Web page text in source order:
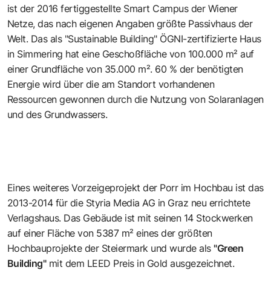
ist der 2016 fertiggestellte Smart Campusder Wiener
Netze, das nach eigenen Angaben größte Passivhaus der
Welt. Das als "Sustainable Building" ÖGNI-zertifizierteHaus
in Simmering hat eine Geschoßfläche von 100.000 m² auf
einer Grundfläche von 35.000 m². 60 % der benötigten
Energie wird über die am Standort vorhandenen
Ressourcen gewonnen durch die Nutzung von Solaranlagen
und des Grundwassers.
Eines weiteres Vorzeigeprojekt der Porr im Hochbau ist das
2013-2014 für die Styria Media AG in Graz neu errichtete
Verlagshaus. Das Gebäude ist mit seinen 14 Stockwerken
auf einer Fläche von 5387 m² eines der größten
Hochbauprojekte der Steiermark und wurde als "Green
Building"mit dem LEED Preis in Gold ausgezeichnet.